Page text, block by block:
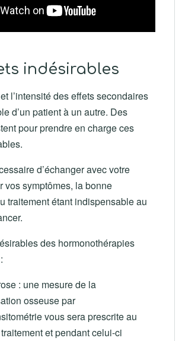
indésirables
l’intensité des effets secondaires
d’un patient à un autre. Des
pour prendre en charge ces
d’échanger avec votre
vos symptômes, la bonne
traitement étant indispensable au
des hormonothérapies
: une mesure de la
osseuse par
vous sera prescrite au
et pendant celui-ci